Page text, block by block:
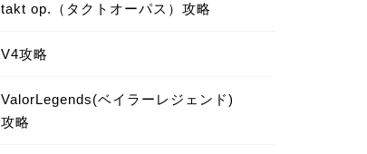
takt op.（タクトオーパス）攻略
V4攻略
ValorLegends(ベイラーレジェンド)
攻略